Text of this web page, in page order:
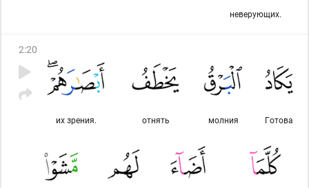
неверующих.
2:20
Готова
молния
отнять
их зрения.